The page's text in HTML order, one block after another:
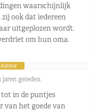
waarschijnlijk
ook dat iedereen
uitgeplozen wordt.
om hun oma.
Auteur
jaren geleden
in de puntjes
van het goede van